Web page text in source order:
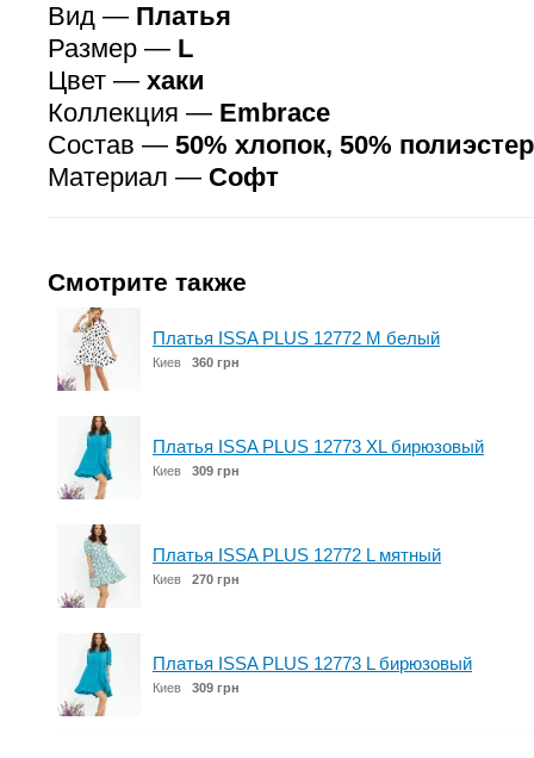
Вид — Платья
Размер — L
Цвет — хаки
Коллекция — Embrace
Состав — 50% хлопок, 50% полиэстер
Материал — Софт
Смотрите также
Платья ISSA PLUS 12772 M белый
Киев 360 грн
Платья ISSA PLUS 12773 XL бирюзовый
Киев 309 грн
Платья ISSA PLUS 12772 L мятный
Киев 270 грн
Платья ISSA PLUS 12773 L бирюзовый
Киев 309 грн